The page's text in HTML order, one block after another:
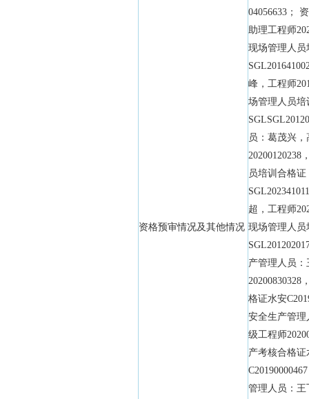
资格预审情况及其他情况
04056633；
助理工程师
现场管理人员
峰，工程师
场管理人员培
员：葛茂兴
20200120238
员培训合格证
超，工程师
现场管理人员
产管理人员
20200830328
格证水安
安全生产管
级工程师
产考核合格证
管理人员：王